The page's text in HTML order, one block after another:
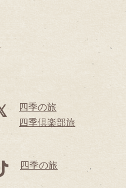
四季の旅
四季倶楽部旅
四季の旅